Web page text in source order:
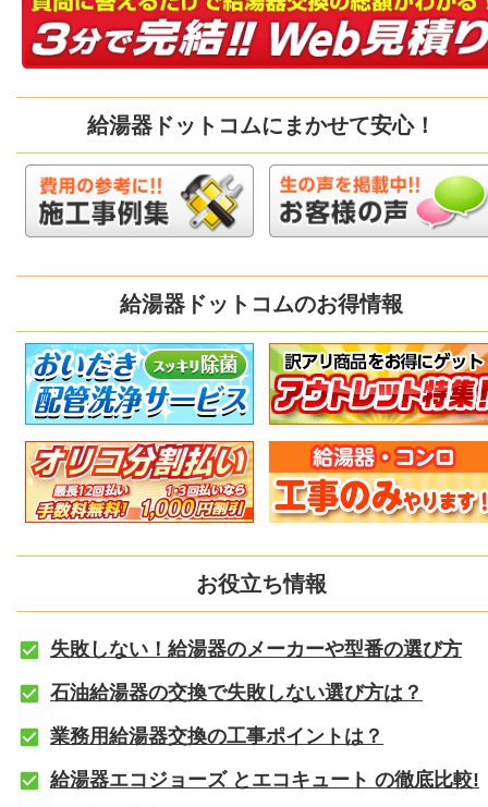
給湯器ドットコムにまかせて安心！
給湯器ドットコムのお得情報
お役立ち情報
失敗しない！給湯器のメーカーや型番の選び方
石油給湯器の交換で失敗しない選び方は？
業務用給湯器交換の工事ポイントは？
給湯器エコジョーズ とエコキュート の徹底比較!